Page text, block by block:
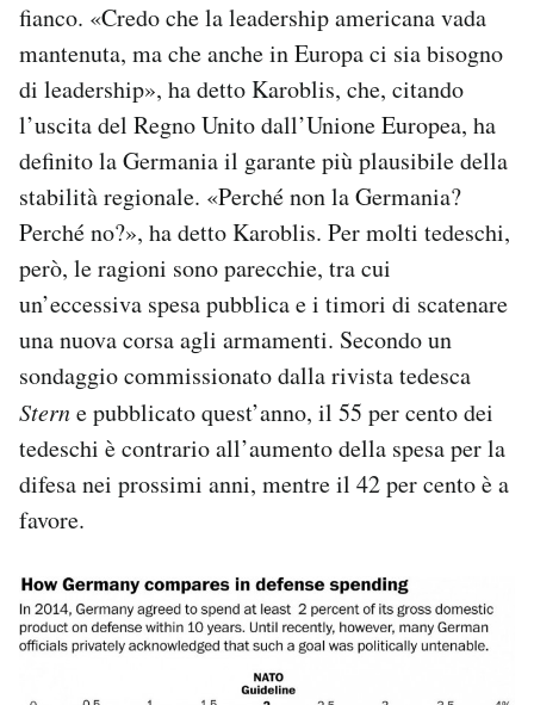
fianco. «Credo che la leadership americana vada
mantenuta, ma che anche in Europa ci sia bisogno
di leadership», ha detto Karoblis, che, citando
l’uscita del Regno Unito dall’Unione Europea, ha
definito la Germania il garante più plausibile della
stabilità regionale. «Perché non la Germania?
Perché no?», ha detto Karoblis. Per molti tedeschi,
però, le ragioni sono parecchie, tra cui
un’eccessiva spesa pubblica e i timori di scatenare
una nuova corsa agli armamenti. Secondo un
sondaggio commissionato dalla rivista tedesca
Sterne pubblicato quest’anno, il 55 per cento dei
tedeschi è contrario all’aumento della spesa per la
difesa nei prossimi anni, mentre il 42 per cento è a
favore.